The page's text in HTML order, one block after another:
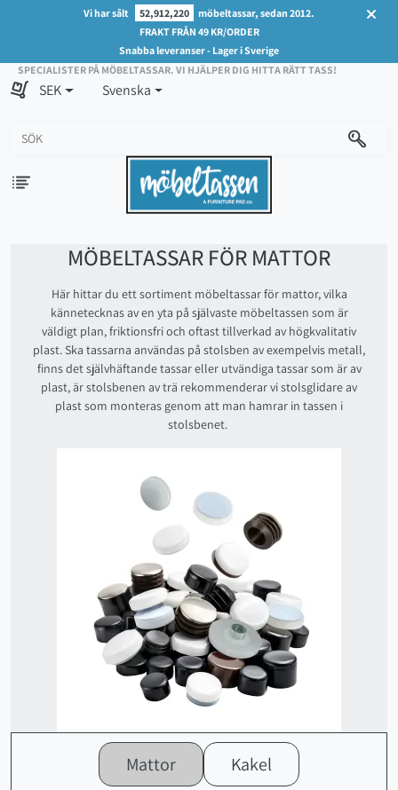
Vi har sålt 52,912,220
möbeltassar, sedan 2012.
FRAKT FRÅN 49 KR/ORDER
Snabba leveranser - Lager i Sverige
SPECIALISTER PÅ MÖBELTASSAR. VI HJÄLPER DIG HITTA RÄTT TASS!
SEK Svenska
MÖBELTASSAR FÖR MATTOR
Här hittar du ett sortiment möbeltassar för mattor, vilka
kännetecknas av en yta på självaste möbeltassen som är
väldigt plan, friktionsfri och oftast tillverkad av högkvalitativ
plast. Ska tassarna användas på stolsben av exempelvis metall,
finns det självhäftande tassar eller utvändiga tassar som är av
plast, är stolsbenen av trä rekommenderar vi stolsglidare av
plast som monteras genom att man hamrar in tassen i
stolsbenet.
Mattor Kakel